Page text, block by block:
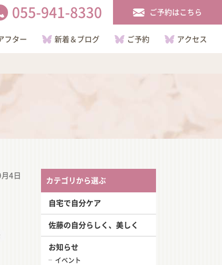
055-941-8330 ご予約はこちら
フター 新着＆ブログ ご予約 アクセス
4日
カテゴリから選ぶ
自宅で自分ケア
佐藤の自分らしく、美しく
お知らせ
イベント